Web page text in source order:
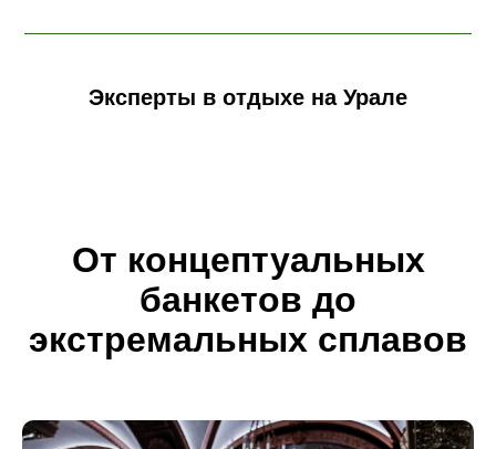
Эксперты в отдыхе на Урале
От концептуальных
банкетов до
экстремальных сплавов